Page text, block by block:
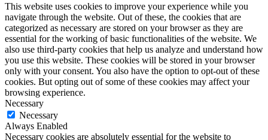
This website uses cookies to improve your experience while you
navigate through the website. Out of these, the cookies that are
categorized as necessary are stored on your browser as they are
essential for the working of basic functionalities of the website. We
also use third-party cookies that help us analyze and understand how
you use this website. These cookies will be stored in your browser
only with your consent. You also have the option to opt-out of these
cookies. But opting out of some of these cookies may affect your
browsing experience.
Necessary
Necessary
Always Enabled
Necessary cookies are absolutely essential for the website to